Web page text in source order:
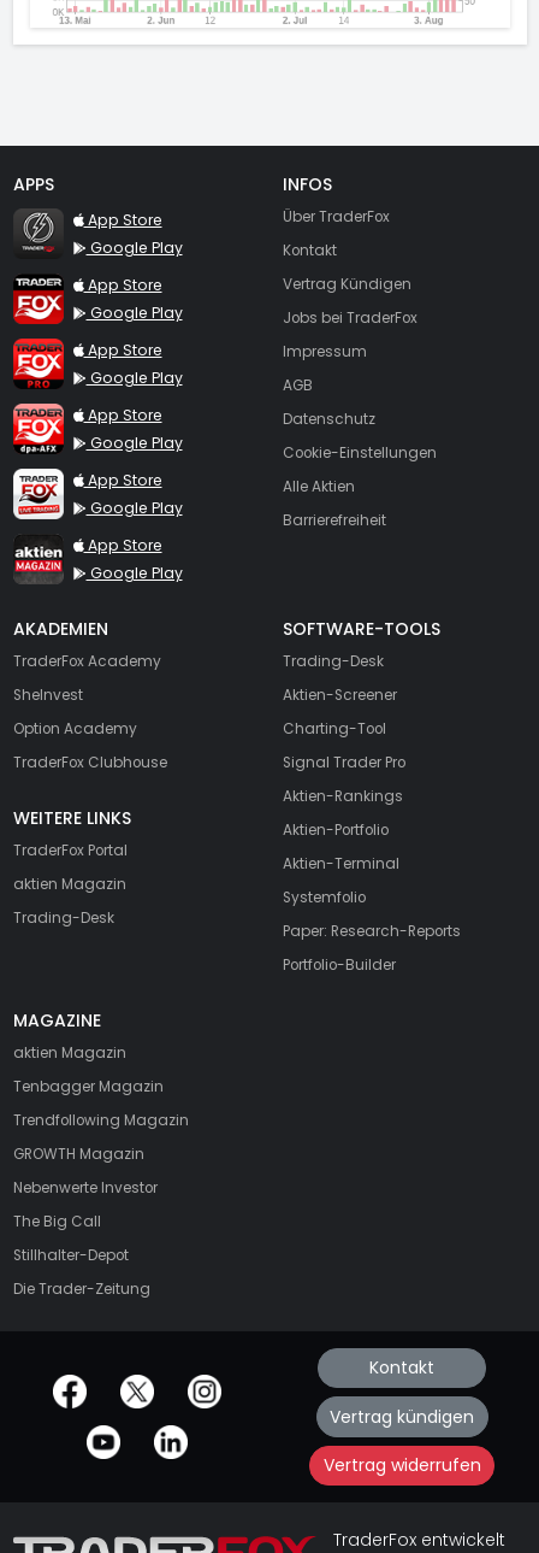
APPS
TraderFox Flash
App Store
Google Play
TraderFox App
App Store
Google Play
TraderFox Pro
App Store
Google Play
TraderFox dpa-AFX ProFeed
App Store
Google Play
TraderFox Live Trading
App Store
Google Play
TraderFox aktien Magazin
App Store
Google Play
INFOS
Über TraderFox
Kontakt
Vertrag Kündigen
Jobs bei TraderFox
Impressum
AGB
Datenschutz
Cookie-Einstellungen
Alle Aktien
Barrierefreiheit
AKADEMIEN
TraderFox Academy
SheInvest
Option Academy
TraderFox Clubhouse
WEITERE LINKS
TraderFox Portal
aktien Magazin
Trading-Desk
SOFTWARE-TOOLS
Trading-Desk
Aktien-Screener
Charting-Tool
Signal Trader Pro
Aktien-Rankings
Aktien-Portfolio
Aktien-Terminal
Systemfolio
Paper: Research-Reports
Portfolio-Builder
MAGAZINE
aktien Magazin
Tenbagger Magazin
Trendfollowing Magazin
GROWTH Magazin
Nebenwerte Investor
The Big Call
Stillhalter-Depot
Die Trader-Zeitung
offizielle Social Media-Accounts Kontakt
Vertrag kündigen
Vertrag widerrufen
TraderFox entwickelt